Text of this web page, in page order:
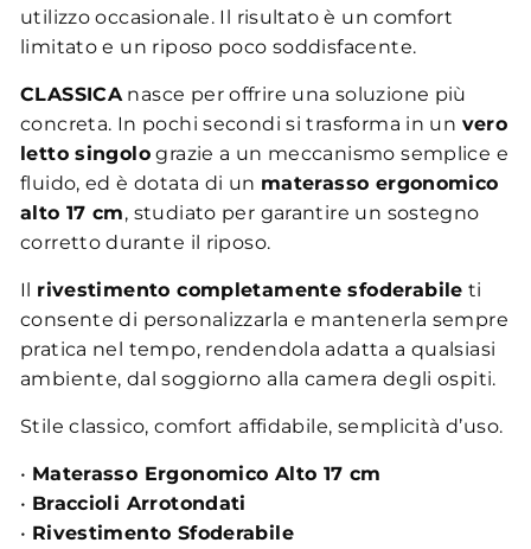
utilizzo occasionale. Il risultato è un comfort
limitato e un riposo poco soddisfacente.
CLASSICAnasce per offrire una soluzione più
concreta. In pochi secondi si trasforma in un vero
letto singolograzie a un meccanismo semplice e
fluido, ed è dotata di un materasso ergonomico
alto 17 cm, studiato per garantire un sostegno
corretto durante il riposo.
Il rivestimento completamente sfoderabile ti
consente di personalizzarla e mantenerla sempre
pratica nel tempo, rendendola adatta a qualsiasi
ambiente, dal soggiorno alla camera degli ospiti.
Stile classico, comfort affidabile, semplicità d’uso.
• Materasso Ergonomico Alto 17 cm
• Braccioli Arrotondati
• Rivestimento Sfoderabile